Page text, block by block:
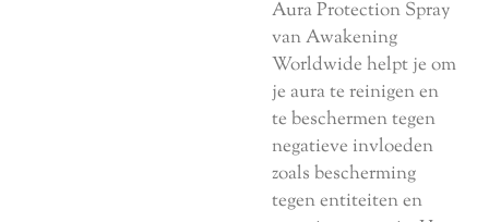
Aura Protection Spray
van Awakening
Worldwide helpt je om
je aura te reinigen en
te beschermen tegen
negatieve invloeden
zoals bescherming
tegen entiteiten en